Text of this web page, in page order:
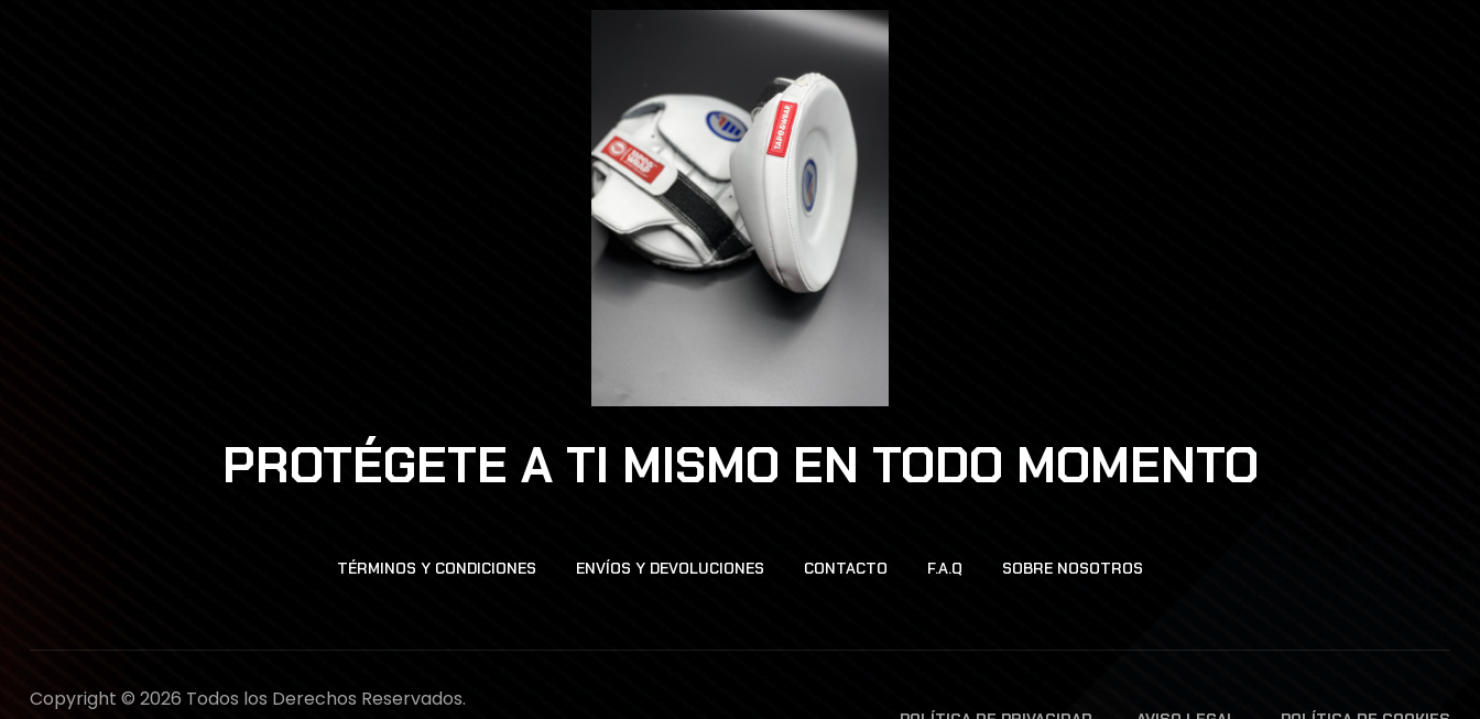
PROTÉGETE A TI MISMO EN TODO MOMENTO
TÉRMINOS Y CONDICIONES ENVÍOS Y DEVOLUCIONES CONTACTO F.A.Q SOBRE NOSOTROS
Copyright © 2026 Todos los Derechos Reservados.